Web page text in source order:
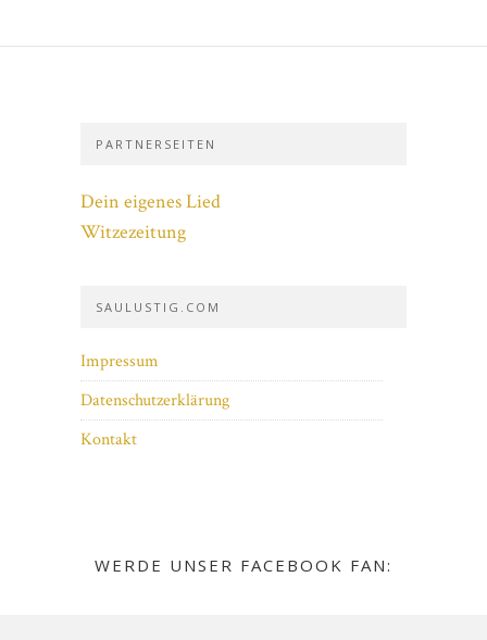
PARTNERSEITEN
Dein eigenes Lied
Witzezeitung
SAULUSTIG.COM
Impressum
Datenschutzerklärung
Kontakt
WERDE UNSER FACEBOOK FAN: